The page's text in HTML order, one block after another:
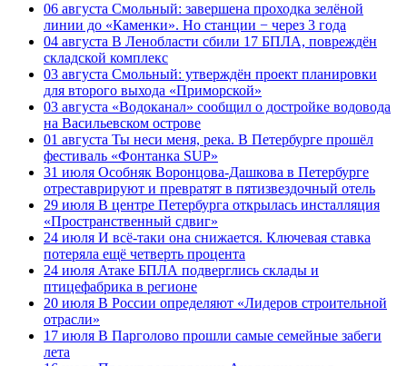
06 августа Смольный: завершена проходка зелёной
линии до «Каменки». Но станции − через 3 года
04 августа В Ленобласти сбили 17 БПЛА, повреждён
складской комплекс
03 августа Смольный: утверждён проект планировки
для второго выхода «Приморской»
03 августа «Водоканал» сообщил о достройке водовода
на Васильевском острове
01 августа Ты неси меня, река. В Петербурге прошёл
фестиваль «Фонтанка SUP»
31 июля Особняк Воронцова-Дашкова в Петербурге
отреставрируют и превратят в пятизвездочный отель
29 июля В центре Петербурга открылась инсталляция
«Пространственный сдвиг»
24 июля И всё-таки она снижается. Ключевая ставка
потеряла ещё четверть процента
24 июля Атаке БПЛА подверглись склады и
птицефабрика в регионе
20 июля В России определяют «Лидеров строительной
отрасли»
17 июля В Парголово прошли самые семейные забеги
лета